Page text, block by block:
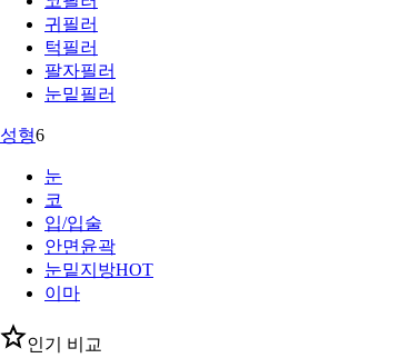
귀필러
턱필러
팔자필러
눈밑필러
성형6
눈
코
입/입술
안면윤곽
눈밑지방HOT
이마
인기 비교